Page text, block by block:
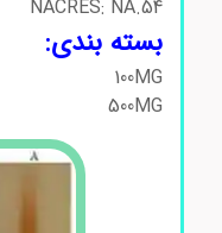
NACRES: NA.54
بسته بندی:
100MG
500MG